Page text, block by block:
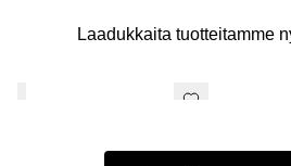
Laadukkaita tuotteitamme